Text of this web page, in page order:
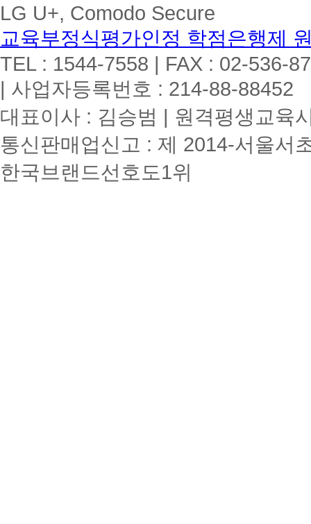
LG U+, Comodo Secure
교육부정식평가인정 학점은행제
TEL : 1544-7558 | FAX : 02-536-
| 사업자등록번호 : 214-88-88452
대표이사 : 김승범 | 원격평생교육
통신판매업신고 : 제 2014-서울서
한국브랜드선호도1위